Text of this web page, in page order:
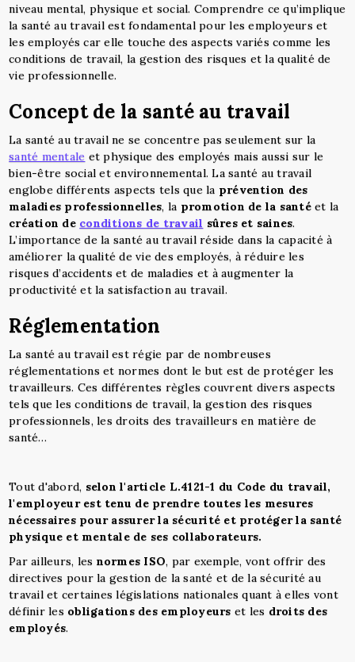
niveau mental, physique et social. Comprendre ce qu’implique
la santé au travail est fondamental pour les employeurs et
les employés car elle touche des aspects variés comme les
conditions de travail, la gestion des risques et la qualité de
vie professionnelle.
Concept de la santé au travail
La santé au travail ne se concentre pas seulement sur la
santé mentale et physique des employés mais aussi sur le
bien-être social et environnemental. La santé au travail
englobe différents aspects tels que la prévention des
maladies professionnelles, la promotion de la santéet la
création de conditions de travail sûres et saines.
L’importance de la santé au travail réside dans la capacité à
améliorer la qualité de vie des employés, à réduire les
risques d’accidents et de maladies et à augmenter la
productivité et la satisfaction au travail.
Réglementation
La santé au travail est régie par de nombreuses
réglementations et normes dont le but est de protéger les
travailleurs. Ces différentes règles couvrent divers aspects
tels que les conditions de travail, la gestion des risques
professionnels, les droits des travailleurs en matière de
santé…
Tout d'abord, selon l'article L.4121-1 du Code du travail,
l'employeur est tenu de prendre toutes les mesures
nécessaires pour assurer la sécurité et protéger la santé
physique et mentale de ses collaborateurs.
Par ailleurs, les normes ISO, par exemple, vont offrir des
directives pour la gestion de la santé et de la sécurité au
travail et certaines législations nationales quant à elles vont
définir les obligations des employeurs et les droits des
employés.